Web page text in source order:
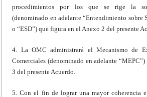
procedimientos por los que se rige la
(denominado en adelante “Entendimiento sobre
o “ESD”) que figura en el Anexo 2 del presente
4. La OMC administrará el Mecanismo de
Comerciales (denominado en adelante
3 del presente Acuerdo.
5. Con el fin de lograr una mayor coherencia